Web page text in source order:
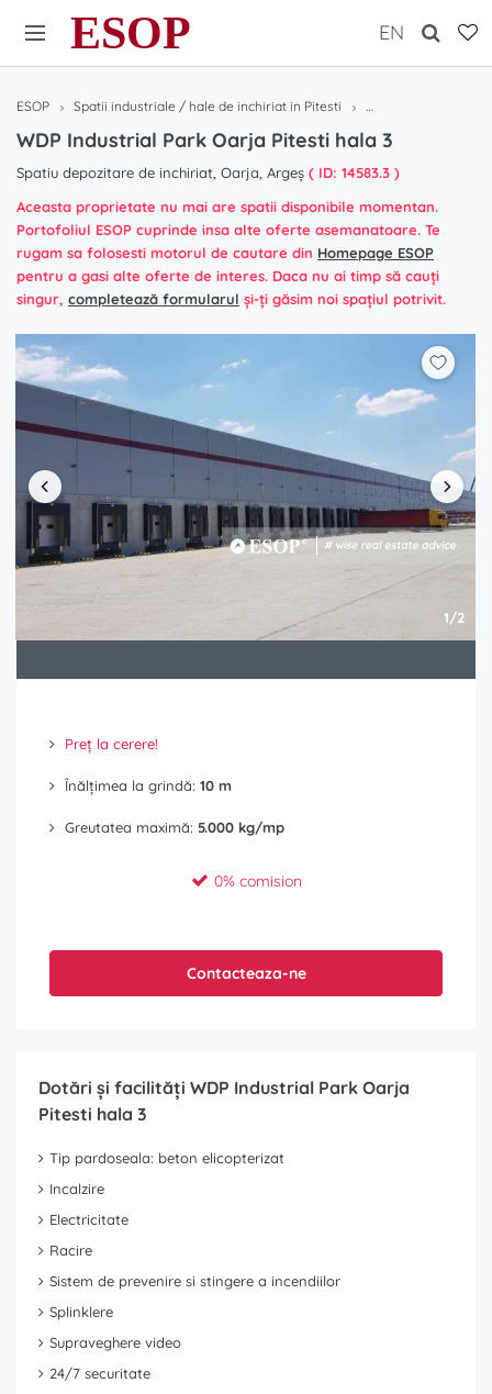
ESOP EN
ESOP Spatii industriale / hale de inchiriat in Pitesti WDP Industrial
WDP Industrial Park Oarja Pitesti hala 3
Spatiu depozitare de inchiriat, Oarja, Argeș ( ID: 14583.3 )
Aceasta proprietate nu mai are spatii disponibile momentan.
Portofoliul ESOP cuprinde insa alte oferte asemanatoare. Te
rugam sa folosesti motorul de cautare din Homepage ESOP
pentru a gasi alte oferte de interes. Daca nu ai timp să cauți
singur, completează formularul și-ți găsim noi spațiul potrivit.
1/2
Preț la cerere!
Înălțimea la grindă: 10 m
Greutatea maximă: 5.000 kg/mp
0% comision
Contacteaza-ne
Dotări și facilități WDP Industrial Park Oarja
Pitesti hala 3
Tip pardoseala: beton elicopterizat
Incalzire
Electricitate
Racire
Sistem de prevenire si stingere a incendiilor
Splinklere
Supraveghere video
24/7 securitate